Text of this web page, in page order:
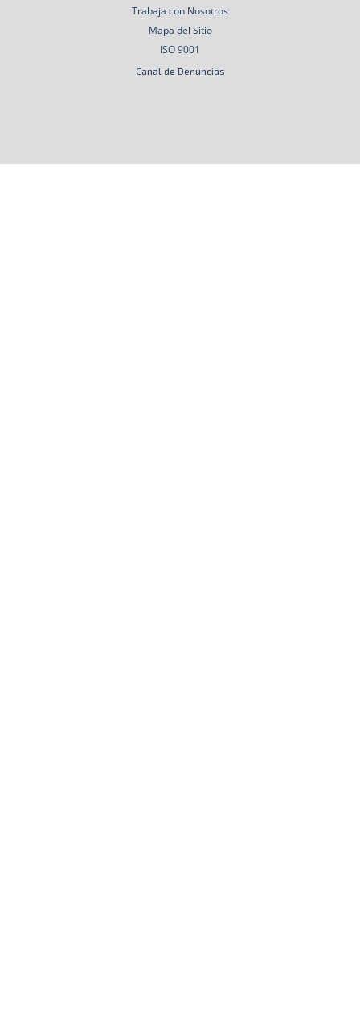
Trabaja con Nosotros
Mapa del Sitio
ISO 9001
Canal de Denuncias